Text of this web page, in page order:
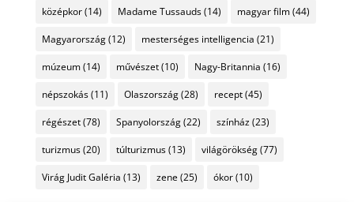
középkor(14) Madame Tussauds(14) magyar film(44)
Magyarország(12) mesterséges intelligencia (21)
múzeum(14) művészet(10) Nagy-Britannia (16)
népszokás(11) Olaszország(28) recept(45)
régészet(78) Spanyolország(22) színház(23)
turizmus(20) túlturizmus(13) világörökség(77)
Virág Judit Galéria (13) zene (25) ókor(10)